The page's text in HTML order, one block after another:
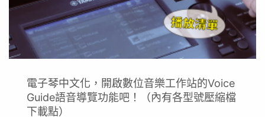
電子琴中文化，開啟數位音樂工作站的Voice
Guide語音導覽功能吧！（內有各型號壓縮檔
下載點）